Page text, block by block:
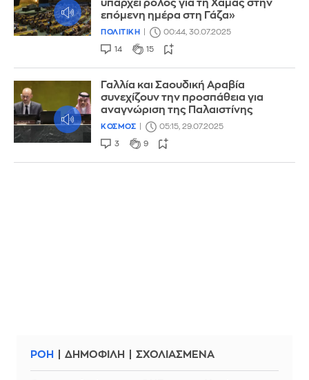
υπάρχει ρόλος για τη Χαμάς στην
επόμενη ημέρα στη Γάζα»
ΠΟΛΙΤΙΚΗ 00:44, 30.07.2025
14 15
Γαλλία και Σαουδική Αραβία
συνεχίζουν την προσπάθεια για
αναγνώριση της Παλαιστίνης
ΚΟΣΜΟΣ 05:15, 29.07.2025
3 9
ΡΟΗ ΔΗΜΟΦΙΛΗ ΣΧΟΛΙΑΣΜΕΝΑ